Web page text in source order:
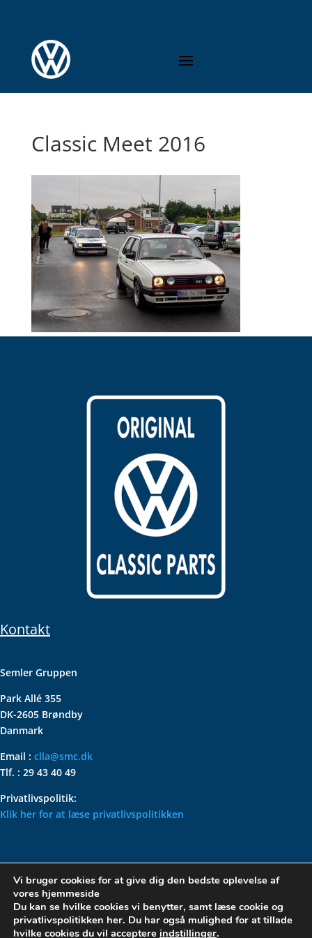
Classic Meet 2016
Kontakt
Semler Gruppen
Park Allé 355
DK-2605 Brøndby
Danmark
Email : clla@smc.dk
Tlf. : 29 43 40 49
Privatlivspolitik:
Klik her for at læse privatlivspolitikken
VOLKSWAGEN CLASSIC
PARTS – HOLDER DIN
KLASSISKE VOLKSWAGEN I
TOPFORM
Vi bruger cookies for at give dig den bedste oplevelse af
vores hjemmeside
Du kan se hvilke cookies vi benytter, samt læse cookie og
privatlivspolitikken her. Du har også mulighed for at tillade
hvilke cookies du vil acceptere indstillinger.